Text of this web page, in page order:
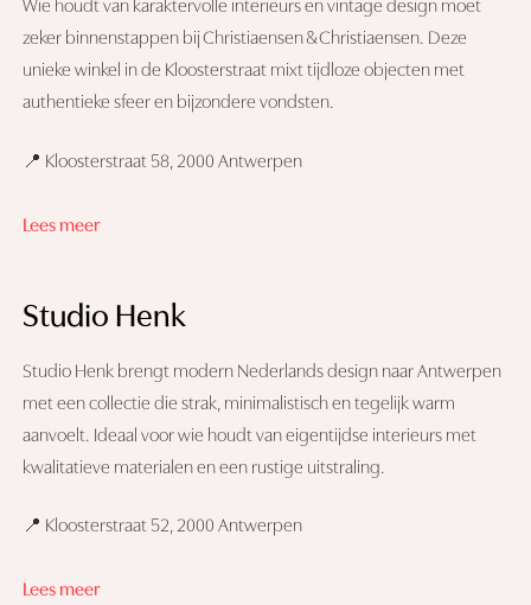
Wie houdt van karaktervolle interieurs en vintage design moet
zeker binnenstappen bij Christiaensen & Christiaensen. Deze
unieke winkel in de Kloosterstraat mixt tijdloze objecten met
authentieke sfeer en bijzondere vondsten.
📍 Kloosterstraat 58, 2000 Antwerpen
Lees meer
Studio Henk
Studio Henk brengt modern Nederlands design naar Antwerpen
met een collectie die strak, minimalistisch en tegelijk warm
aanvoelt. Ideaal voor wie houdt van eigentijdse interieurs met
kwalitatieve materialen en een rustige uitstraling.
📍 Kloosterstraat 52, 2000 Antwerpen
Lees meer